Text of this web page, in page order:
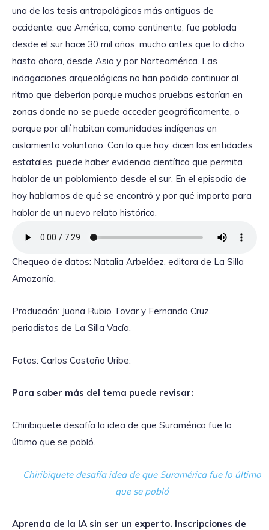
una de las tesis antropológicas más antiguas de
occidente: que América, como continente, fue poblada
desde el sur hace 30 mil años, mucho antes que lo dicho
hasta ahora, desde Asia y por Norteamérica. Las
indagaciones arqueológicas no han podido continuar al
ritmo que deberían porque muchas pruebas estarían en
zonas donde no se puede acceder geográficamente, o
porque por allí habitan comunidades indígenas en
aislamiento voluntario. Con lo que hay, dicen las entidades
estatales, puede haber evidencia científica que permita
hablar de un poblamiento desde el sur. En el episodio de
hoy hablamos de qué se encontró y por qué importa para
hablar de un nuevo relato histórico.
Chequeo de datos: Natalia Arbeláez, editora de La Silla
Amazonía.
Producción: Juana Rubio Tovar y Fernando Cruz,
periodistas de La Silla Vacía.
Fotos: Carlos Castaño Uribe.
Para saber más del tema puede revisar:
Chiribiquete desafía la idea de que Suramérica fue lo
último que se pobló.
Chiribiquete desafía idea de que Suramérica fue lo último
que se pobló
Aprenda de la IA sin ser un experto. Inscripciones de